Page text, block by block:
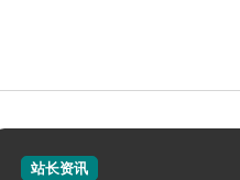
站长资讯